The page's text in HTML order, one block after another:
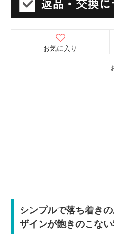
お気に入り
シンプルで落ち着き
ザインが飽きのこな